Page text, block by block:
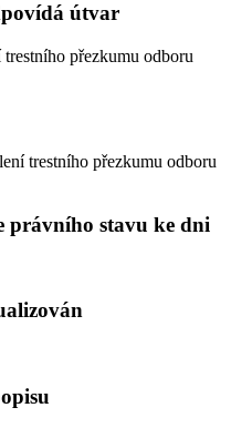
útvar
přezkumu odboru
trestního přezkumu odboru
právního stavu ke dni